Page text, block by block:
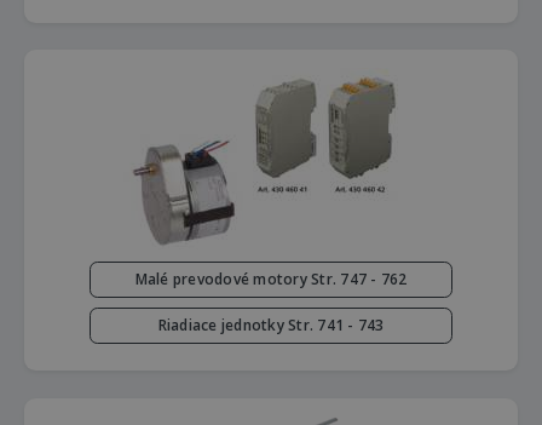
Malé prevodové motory Str. 747 - 762
Riadiace jednotky Str. 741 - 743